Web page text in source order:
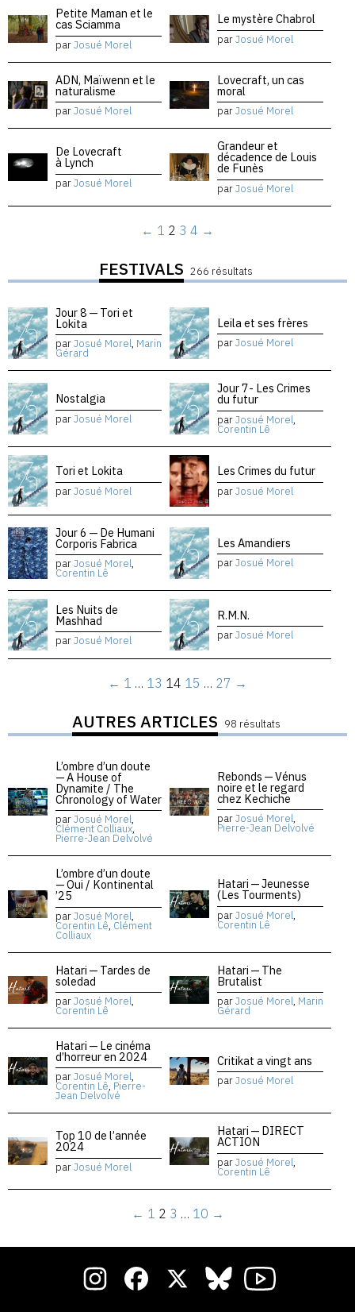
Petite Maman et le
cas Sciamma
parJosué Morel
Le mystère Chabrol
parJosué Morel
ADN, Maïwenn et le
naturalisme
parJosué Morel
Lovecraft, un cas
moral
parJosué Morel
De Lovecraft
à Lynch
parJosué Morel
Grandeur et
décadence de Louis
de Funès
parJosué Morel
← 1 2 3 4 →
FESTIVALS 266 résultats
Jour 8 — Tori et
Lokita
parJosué Morel, Marin
Gérard
Leila et ses frères
parJosué Morel
Nostalgia
parJosué Morel
Jour 7- Les Crimes
du futur
parJosué Morel,
Corentin Lê
Tori et Lokita
parJosué Morel
Les Crimes du futur
parJosué Morel
Jour 6 — De Humani
Corporis Fabrica
parJosué Morel,
Corentin Lê
Les Amandiers
parJosué Morel
Les Nuits de
Mashhad
parJosué Morel
R.M.N.
parJosué Morel
← 1 … 13 14 15 … 27 →
AUTRES ARTICLES 98 résultats
L’ombre d’un doute
— A House of
Dynamite / The
Chronology of Water
parJosué Morel,
Clément Colliaux,
Pierre-Jean Delvolvé
Rebonds — Vénus
noire et le regard
chez Kechiche
parJosué Morel,
Pierre-Jean Delvolvé
L’ombre d’un doute
— Oui / Kontinental
’25
parJosué Morel,
Corentin Lê, Clément
Colliaux
Hatari — Jeunesse
(Les Tourments)
parJosué Morel,
Corentin Lê
Hatari — Tardes de
soledad
parJosué Morel,
Corentin Lê
Hatari — The
Brutalist
parJosué Morel, Marin
Gérard
Hatari — Le cinéma
d’horreur en 2024
parJosué Morel,
Corentin Lê, Pierre-
Jean Delvolvé
Critikat a vingt ans
parJosué Morel
Top 10 de l’année
2024
parJosué Morel
Hatari — DIRECT
ACTION
parJosué Morel,
Corentin Lê
← 1 2 3 … 10 →